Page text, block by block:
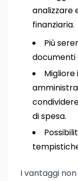
analizzare
finanziaria.
Più
documenti
di spesa.
I vantaggi